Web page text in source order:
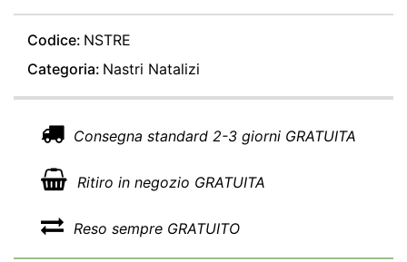
Codice: NSTRE
Categoria: Nastri Natalizi
Consegna standard 2-3 giorni GRATUITA
Ritiro in negozio GRATUITA
Reso sempre GRATUITO